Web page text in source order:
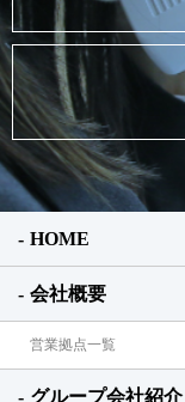
HOME
会社概要
営業拠点一覧
グループ会社紹介